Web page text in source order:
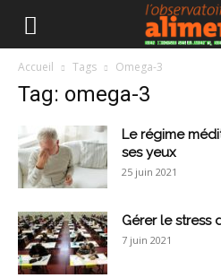
Accueil Tags Omega-3
Tag: omega-3
Le régime
ses yeux
25 juin 2021
Gérer le stress
7 juin 2021